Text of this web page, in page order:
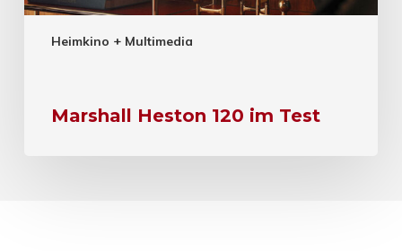
Heimkino + Multimedia
Marshall Heston 120 im Test